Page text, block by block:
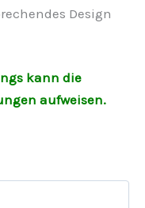
Design
kann die
aufweisen.